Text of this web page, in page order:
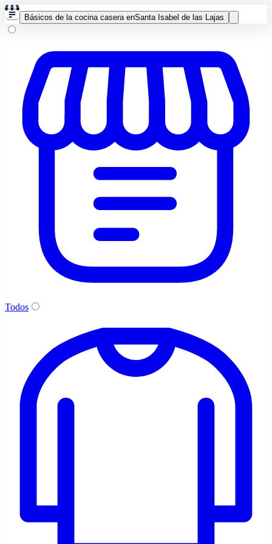
Básicos de la cocina casera enSanta Isabel de las Lajas
Todos